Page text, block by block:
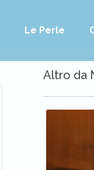
Le Perle
Altro da